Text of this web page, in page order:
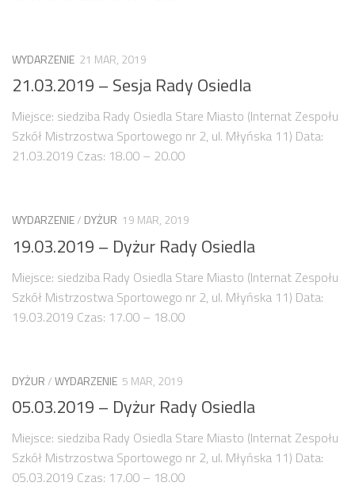
Komisje i koordynatorzy
Sesje
Biuletyn
numer 4-5(14-15)/2021
numer 2-3(12-13)/2020
numer 2-3(10)/2019
numer 1-2(9)/2019
numer 2(4)/2016
numer 1(3)/2016
WYDARZENIE 21 MAR, 2019
21.03.2019 – Sesja Rady Osiedla
Miejsce: siedziba Rady Osiedla Stare Miasto (Internat Zespołu
Szkół Mistrzostwa Sportowego nr 2, ul. Młyńska 11) Data:
21.03.2019 Czas: 18.00 – 20.00
WYDARZENIE/ DYŻUR 19 MAR, 2019
19.03.2019 – Dyżur Rady Osiedla
Miejsce: siedziba Rady Osiedla Stare Miasto (Internat Zespołu
Szkół Mistrzostwa Sportowego nr 2, ul. Młyńska 11) Data:
19.03.2019 Czas: 17.00 – 18.00
DYŻUR/WYDARZENIE 5 MAR, 2019
05.03.2019 – Dyżur Rady Osiedla
Miejsce: siedziba Rady Osiedla Stare Miasto (Internat Zespołu
Szkół Mistrzostwa Sportowego nr 2, ul. Młyńska 11) Data:
05.03.2019 Czas: 17.00 – 18.00